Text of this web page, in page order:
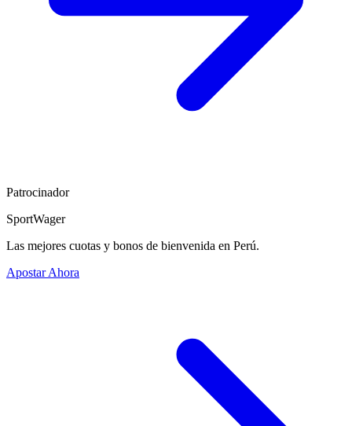
Patrocinador
SportWager
Las mejores cuotas y bonos de bienvenida en Perú.
Apostar Ahora